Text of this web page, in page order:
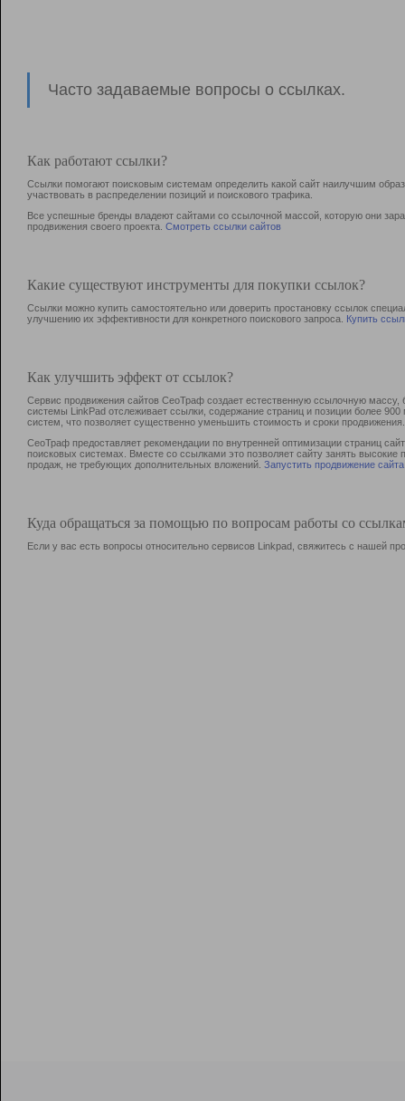
Часто задаваемые вопросы о ссылках.
Как работают ссылки?
Ссылки помогают поисковым системам определить какой сайт наилучшим
участвовать в раcпределении позиций и поискового трафика.
Все успешные бренды владеют сайтами со ссылочной массой, которую они
продвижения своего проекта. Смотреть ссылки сайтов
Какие существуют инструменты для покупки ссылок?
Ссылки можно купить самостоятельно или доверить простановку ссылок
улучшению их эффективности для конкретного поискового запроса. Купить
Как улучшить эффект от ссылок?
Сервис продвижения сайтов СеоТраф создает естественную ссылочную
системы LinkPad отслеживает ссылки, содержание страниц и позиции более
систем, что позволяет существенно уменьшить стоимость и сроки продвижения.
СеоТраф предоставляет рекомендации по внутренней оптимизации страниц
поисковых системах. Вместе со ссылками это позволяет сайту занять
продаж, не требующих дополнительных вложений. Запустить продвижение сайта
Куда обращаться за помощью по вопросам работы со
Если у вас есть вопросы относительно сервисов Linkpad, свяжитесь с нашей